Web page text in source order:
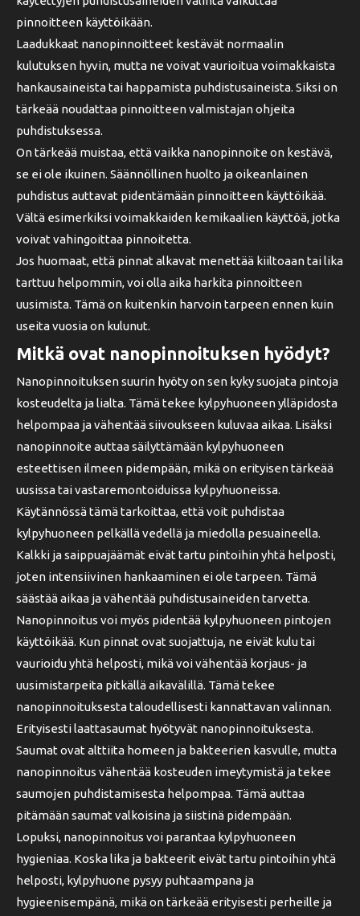
pinnoitteen käyttöikään.
Laadukkaat nanopinnoitteet kestävät normaalin
kulutuksen hyvin, mutta ne voivat vaurioitua voimakkaista
hankausaineista tai happamista puhdistusaineista. Siksi on
tärkeää noudattaa pinnoitteen valmistajan ohjeita
puhdistuksessa.
On tärkeää muistaa, että vaikka nanopinnoite on kestävä,
se ei ole ikuinen. Säännöllinen huolto ja oikeanlainen
puhdistus auttavat pidentämään pinnoitteen käyttöikää.
Vältä esimerkiksi voimakkaiden kemikaalien käyttöä, jotka
voivat vahingoittaa pinnoitetta.
Jos huomaat, että pinnat alkavat menettää kiiltoaan tai lika
tarttuu helpommin, voi olla aika harkita pinnoitteen
uusimista. Tämä on kuitenkin harvoin tarpeen ennen kuin
useita vuosia on kulunut.
Mitkä ovat nanopinnoituksen hyödyt?
Nanopinnoituksen suurin hyöty on sen kyky suojata pintoja
kosteudelta ja lialta. Tämä tekee kylpyhuoneen ylläpidosta
helpompaa ja vähentää siivoukseen kuluvaa aikaa. Lisäksi
nanopinnoite auttaa säilyttämään kylpyhuoneen
esteettisen ilmeen pidempään, mikä on erityisen tärkeää
uusissa tai vastaremontoiduissa kylpyhuoneissa.
Käytännössä tämä tarkoittaa, että voit puhdistaa
kylpyhuoneen pelkällä vedellä ja miedolla pesuaineella.
Kalkki ja saippuajäämät eivät tartu pintoihin yhtä helposti,
joten intensiivinen hankaaminen ei ole tarpeen. Tämä
säästää aikaa ja vähentää puhdistusaineiden tarvetta.
Nanopinnoitus voi myös pidentää kylpyhuoneen pintojen
käyttöikää. Kun pinnat ovat suojattuja, ne eivät kulu tai
vaurioidu yhtä helposti, mikä voi vähentää korjaus- ja
uusimistarpeita pitkällä aikavälillä. Tämä tekee
nanopinnoituksesta taloudellisesti kannattavan valinnan.
Erityisesti laattasaumat hyötyvät nanopinnoituksesta.
Saumat ovat alttiita homeen ja bakteerien kasvulle, mutta
nanopinnoitus vähentää kosteuden imeytymistä ja tekee
saumojen puhdistamisesta helpompaa. Tämä auttaa
pitämään saumat valkoisina ja siistinä pidempään.
Lopuksi, nanopinnoitus voi parantaa kylpyhuoneen
hygieniaa. Koska lika ja bakteerit eivät tartu pintoihin yhtä
helposti, kylpyhuone pysyy puhtaampana ja
hygieenisempänä, mikä on tärkeää erityisesti perheille ja